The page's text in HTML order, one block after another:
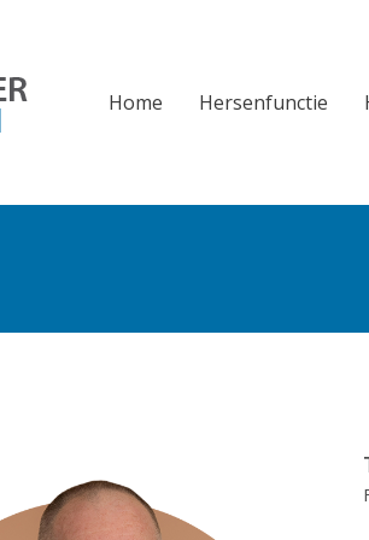
Home Hersenfunctie